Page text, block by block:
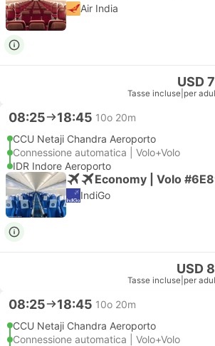
Air India
USD
Tasse incluse per
08:25 18:45 10o 20m
CCU Netaji Chandra Aeroporto
Connessione automatica | Volo+Volo
IDR Indore Aeroporto
Economy | Volo
IndiGo
USD
Tasse incluse per
08:25 18:45 10o 20m
CCU Netaji Chandra Aeroporto
Connessione automatica | Volo+Volo